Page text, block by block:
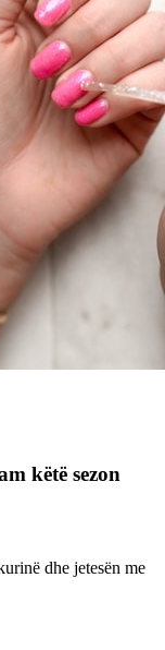
këtë sezon
dhe jetesën me